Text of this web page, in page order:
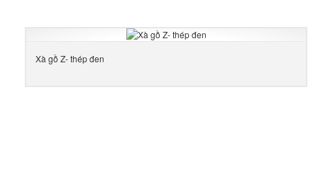
Xà gồ Z- thép đen